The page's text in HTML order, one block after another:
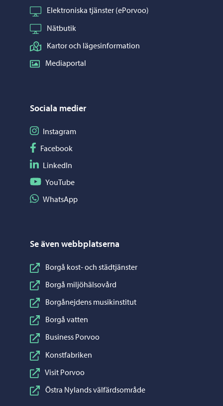
Elektroniska tjänster (ePorvoo)
Nätbutik
Kartor och lägesinformation
Mediaportal
Sociala medier
Följ på Instagram
Instagram
Följ på Facebook
Facebook
Följ på LinkedIn
LinkedIn
Följ på YouTube
YouTube
Dela på WhatsApp
WhatsApp
Se även webbplatserna
Borgå kost- och städtjänster
Borgå miljöhälsovård
Borgånejdens musikinstitut
Borgå vatten
Business Porvoo
Konstfabriken
Visit Porvoo
Östra Nylands välfärdsområde